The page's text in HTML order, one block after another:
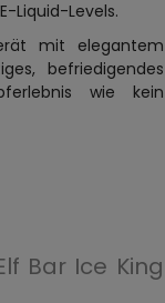
Liquid-Levels.
mit elegantem
befriedigendes
wie kein
Bar Ice King